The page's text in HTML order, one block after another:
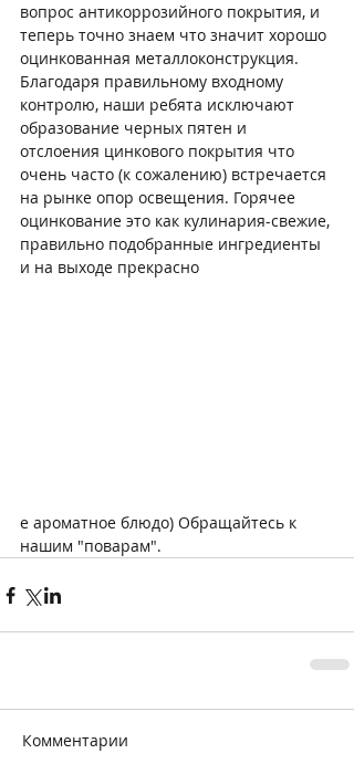
вопрос антикоррозийного покрытия, и
теперь точно знаем что значит хорошо
оцинкованная металлоконструкция.
Благодаря правильному входному
контролю, наши ребята исключают
образование черных пятен и
отслоения цинкового покрытия что
очень часто (к сожалению) встречается
на рынке опор освещения. Горячее
оцинкование это как кулинария-свежие,
правильно подобранные ингредиенты
и на выходе прекрасно
е ароматное блюдо) Обращайтесь к
нашим "поварам".
Комментарии